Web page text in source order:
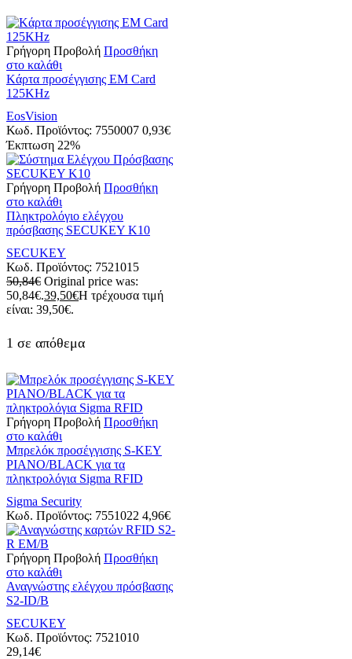
Γρήγορη Προβολή Προσθήκη
στο καλάθι
Kάρτα προσέγγισης EM Card
125KHz
EosVision
Κωδ. Προϊόντος: 7550007 0,93€
Έκπτωση 22%
Γρήγορη Προβολή Προσθήκη
στο καλάθι
Πληκτρολόγιο ελέγχου
πρόσβασης SECUKEY K10
SECUKEY
Κωδ. Προϊόντος: 7521015
50,84€ Original price was:
50,84€.39,50€Η τρέχουσα τιμή
είναι: 39,50€.
1 σε απόθεμα
Γρήγορη Προβολή Προσθήκη
στο καλάθι
Μπρελόκ προσέγγισης S-KEY
PIANO/BLACK για τα
πληκτρολόγια Sigma RFID
Sigma Security
Κωδ. Προϊόντος: 7551022 4,96€
Γρήγορη Προβολή Προσθήκη
στο καλάθι
Αναγνώστης ελέγχου πρόσβασης
S2-ID/B
SECUKEY
Κωδ. Προϊόντος: 7521010
29,14€